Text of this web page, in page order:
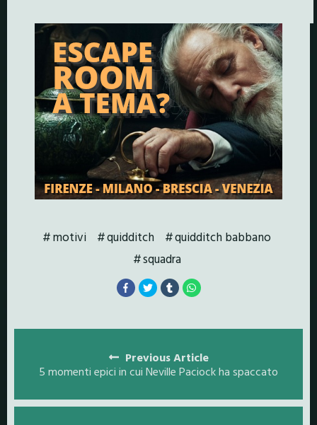
motivi quidditch
quidditch babbano
squadra
navigation
Previous Article
5 momenti epici in cui Neville Paciock ha spaccato